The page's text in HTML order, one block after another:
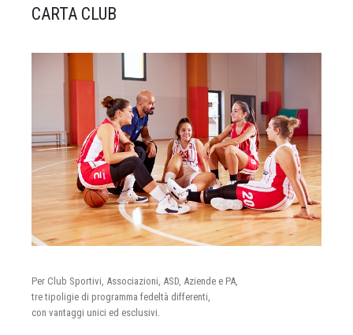
CARTA CLUB
Per Club Sportivi, Associazioni, ASD, Aziende e PA,
tre tipoligie di programma fedeltà differenti,
con vantaggi unici ed esclusivi.